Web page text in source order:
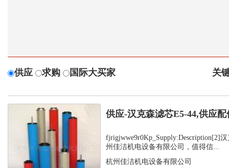
供应 求购 国际大买家 关
供应-汉克森滤芯E5-44,供应配
fjrigjwwe9r0Kp_Supply:Description[2]
州佳洁机电设备有限公司，值得信...
杭州佳洁机电设备有限公司